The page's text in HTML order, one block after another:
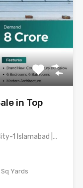
in Top
1 Islamabad |…
Sq Yards